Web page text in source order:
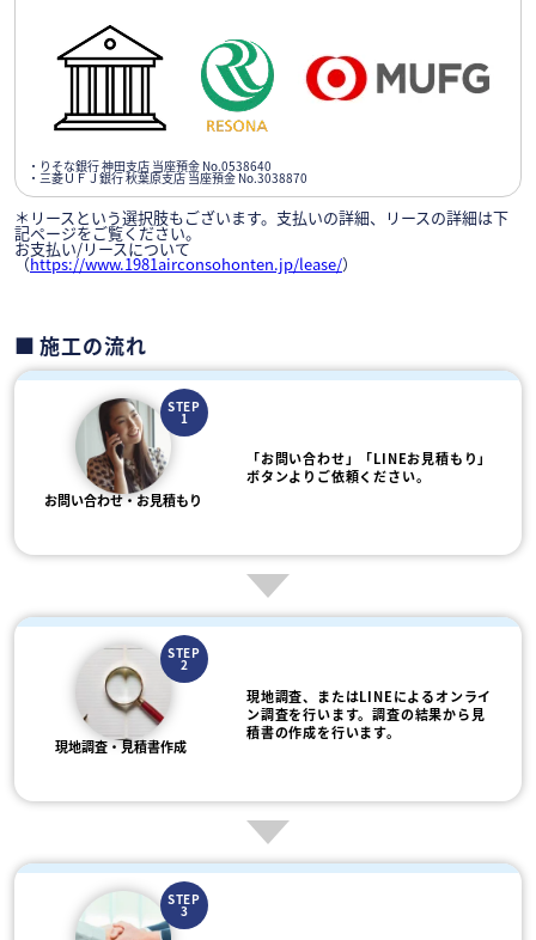
・りそな銀行 神田支店 当座預金 No.0538640
・三菱ＵＦＪ銀行 秋葉原支店 当座預金 No.3038870
＊リースという選択肢もございます。支払いの詳細、リースの詳細は下
記ページをご覧ください。
お支払い/リースについて
（https://www.1981airconsohonten.jp/lease/）
施工の流れ
STEP
1
お問い合わせ・お見積もり
「お問い合わせ」「LINEお見積もり」
ボタンよりご依頼ください。
STEP
2
現地調査・見積書作成
現地調査、またはLINEによるオンライ
ン調査を行います。調査の結果から見
積書の作成を行います。
STEP
3